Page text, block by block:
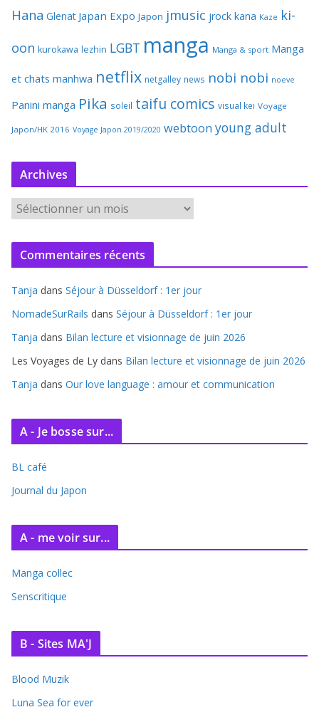
Hana Glenat Japan Expo Japon jmusic jrock kana Kaze ki-
oon kurokawa lezhin LGBT manga Manga & sport Manga
et chats manhwa netflix netgalley news nobi nobi noeve
Panini manga Pika soleil taifu comics visual kei Voyage
Japon/HK 2016 Voyage Japon 2019/2020 webtoon young adult
Archives
r
c
v
e
s
Commentaires récents
Tanja dans Séjour à Düsseldorf : 1er jour
NomadeSurRails dans Séjour à Düsseldorf : 1er jour
Tanja dans Bilan lecture et visionnage de juin 2026
Les Voyages de Ly dans Bilan lecture et visionnage de juin 2026
Tanja dans Our love language : amour et communication
A - Je bosse sur...
BL café
Journal du Japon
A - me voir sur...
Manga collec
Senscritique
B - Sites MA'J
Blood Muzik
Luna Sea for ever